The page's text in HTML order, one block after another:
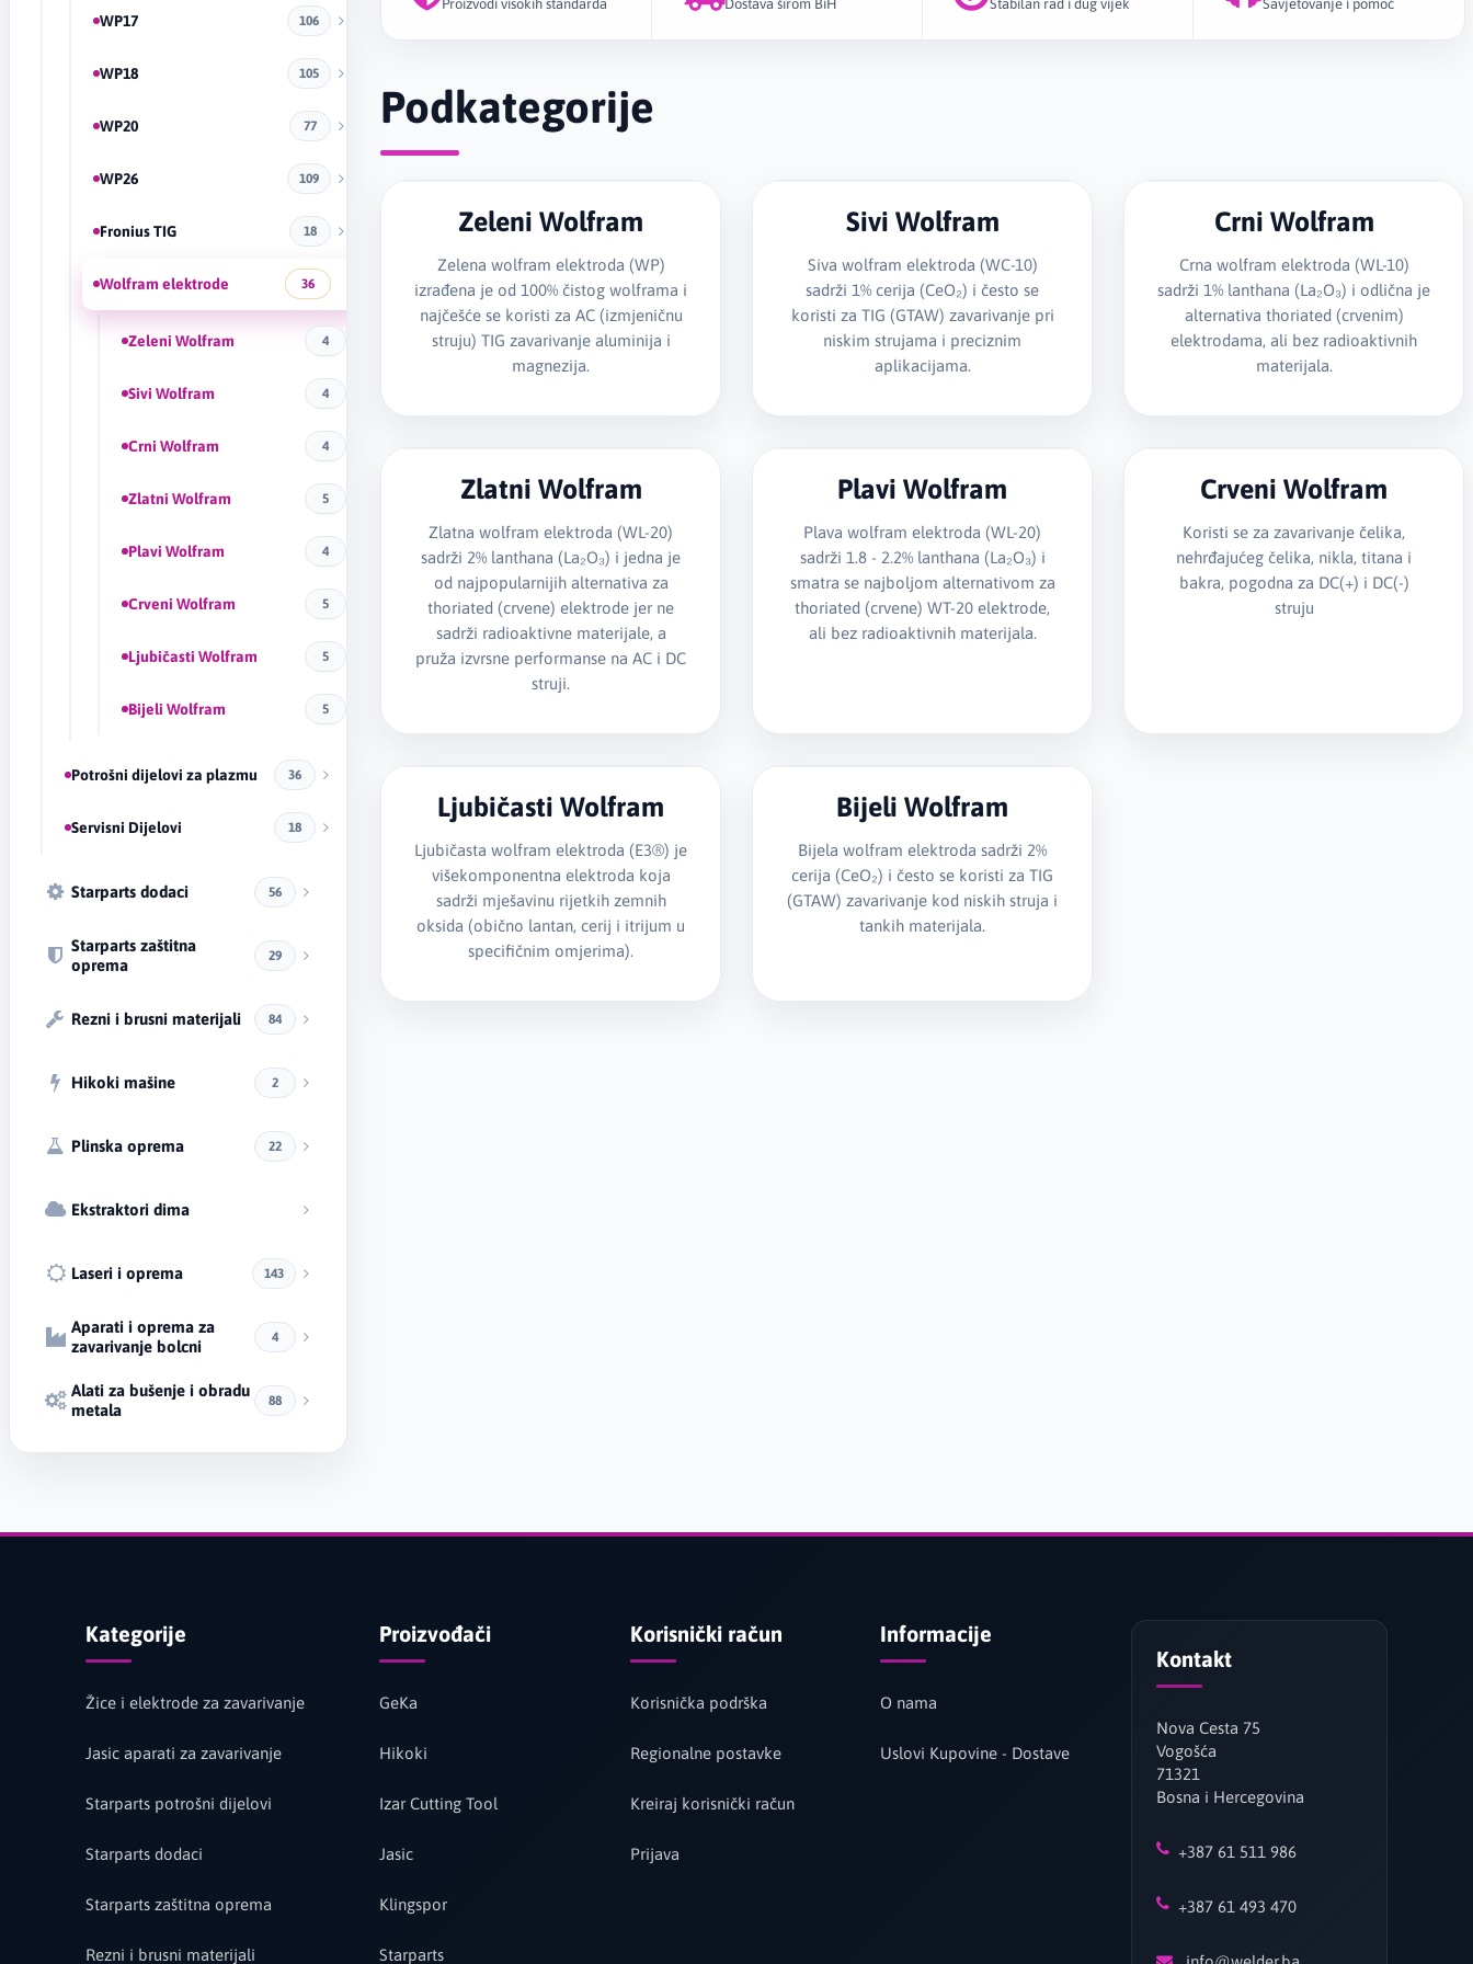
WP17 106
WP18 105
WP20 77
WP26 109
Fronius TIG 18
Wolfram elektrode 36
Zeleni Wolfram 4
Sivi Wolfram 4
Crni Wolfram 4
Zlatni Wolfram 5
Plavi Wolfram 4
Crveni Wolfram 5
Ljubičasti Wolfram 5
Bijeli Wolfram 5
Potrošni dijelovi za plazmu 36
Servisni Dijelovi 18
Starparts dodaci 56
Starparts zaštitna
oprema
29
Rezni i brusni materijali 84
Hikoki mašine 2
Plinska oprema 22
Ekstraktori dima
Laseri i oprema 143
Aparati i oprema za
zavarivanje bolcni
4
Alati za bušenje i obradu
metala
88
Proizvodi visokih standarda Dostava širom BiH Stabilan rad i dug vijek Savjetovanje i pomoć
Podkategorije
Zeleni Wolfram
Zelena wolfram elektroda (WP)
izrađena je od 100% čistog wolframa i
najčešće se koristi za AC (izmjeničnu
struju) TIG zavarivanje aluminija i
magnezija.
Sivi Wolfram
Siva wolfram elektroda (WC-10)
sadrži 1% cerija (CeO₂) i često se
koristi za TIG (GTAW) zavarivanje pri
niskim strujama i preciznim
aplikacijama.
Crni Wolfram
Crna wolfram elektroda (WL-10)
sadrži 1% lanthana (La₂O₃) i odlična je
alternativa thoriated (crvenim)
elektrodama, ali bez radioaktivnih
materijala.
Zlatni Wolfram
Zlatna wolfram elektroda (WL-20)
sadrži 2% lanthana (La₂O₃) i jedna je
od najpopularnijih alternativa za
thoriated (crvene) elektrode jer ne
sadrži radioaktivne materijale, a
pruža izvrsne performanse na AC i DC
struji.
Plavi Wolfram
Plava wolfram elektroda (WL-20)
sadrži 1.8 - 2.2% lanthana (La₂O₃) i
smatra se najboljom alternativom za
thoriated (crvene) WT-20 elektrode,
ali bez radioaktivnih materijala.
Crveni Wolfram
Koristi se za zavarivanje čelika,
nehrđajućeg čelika, nikla, titana i
bakra, pogodna za DC(+) i DC(-)
struju
Ljubičasti Wolfram
Ljubičasta wolfram elektroda (E3®) je
višekomponentna elektroda koja
sadrži mješavinu rijetkih zemnih
oksida (obično lantan, cerij i itrijum u
specifičnim omjerima).
Bijeli Wolfram
Bijela wolfram elektroda sadrži 2%
cerija (CeO₂) i često se koristi za TIG
(GTAW) zavarivanje kod niskih struja i
tankih materijala.
Kategorije
Žice i elektrode za zavarivanje
Jasic aparati za zavarivanje
Starparts potrošni dijelovi
Starparts dodaci
Starparts zaštitna oprema
Rezni i brusni materijali
Proizvođači
GeKa
Hikoki
Izar Cutting Tool
Jasic
Klingspor
Starparts
Korisnički račun
Korisnička podrška
Regionalne postavke
Kreiraj korisnički račun
Prijava
Informacije
O nama
Uslovi Kupovine - Dostave
Kontakt
Nova Cesta 75
Vogošća
71321
Bosna i Hercegovina
+387 61 511 986
+387 61 493 470